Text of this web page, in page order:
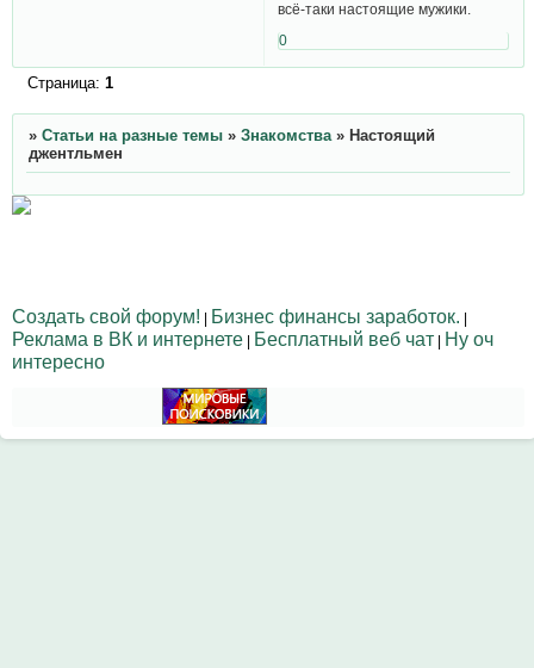
всё-таки настоящие мужики.
0
Страница: 1
» Статьи на разные темы » Знакомства » Настоящий
джентльмен
Создать свой форум! | Бизнес финансы заработок. |
Реклама в ВК и интернете | Бесплатный веб чат | Ну оч
интересно